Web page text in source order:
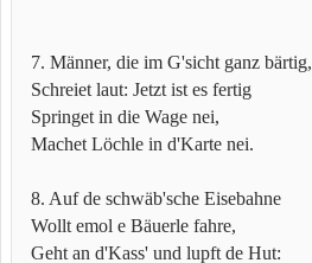
7. Männer, die im G'sicht ganz bärtig,
Schreiet laut: Jetzt ist es fertig
Springet in die Wage nei,
Machet Löchle in d'Karte nei.
8. Auf de schwäb'sche Eisebahne
Wollt emol e Bäuerle fahre,
Geht an d'Kass' und lupft de Hut: